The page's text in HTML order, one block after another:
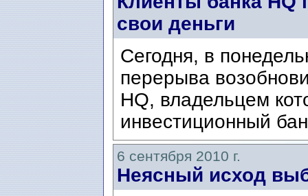
свои деньги
Cегодня, в
перерыва
HQ, владельцем
инвестиционный
6 сентября 2010 г.
Неясный исход